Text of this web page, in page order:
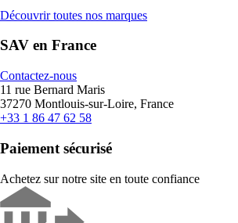
Découvrir toutes nos marques
SAV en France
Contactez-nous
11 rue Bernard Maris
37270 Montlouis-sur-Loire, France
+33 1 86 47 62 58
Paiement sécurisé
Achetez sur notre site en toute confiance